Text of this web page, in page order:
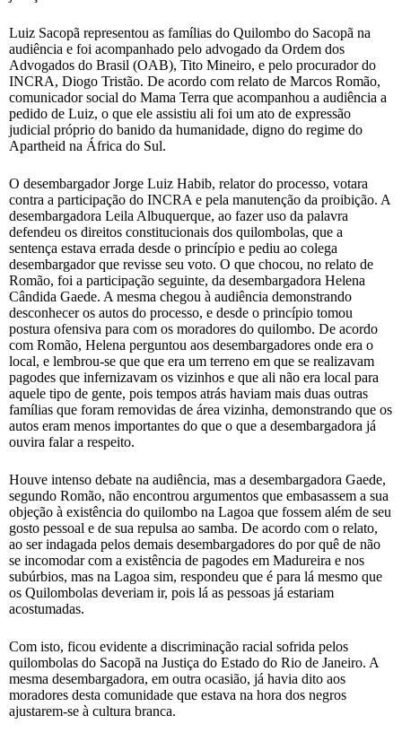
Luiz Sacopã representou as famílias do Quilombo do Sacopã na
audiência e foi acompanhado pelo advogado da Ordem dos
Advogados do Brasil (OAB), Tito Mineiro, e pelo procurador do
INCRA, Diogo Tristão. De acordo com relato de Marcos Romão,
comunicador social do Mama Terra que acompanhou a audiência a
pedido de Luiz, o que ele assistiu ali foi um ato de expressão
judicial próprio do banido da humanidade, digno do regime do
Apartheid na África do Sul.
O desembargador Jorge Luiz Habib, relator do processo, votara
contra a participação do INCRA e pela manutenção da proibição. A
desembargadora Leila Albuquerque, ao fazer uso da palavra
defendeu os direitos constitucionais dos quilombolas, que a
sentença estava errada desde o princípio e pediu ao colega
desembargador que revisse seu voto. O que chocou, no relato de
Romão, foi a participação seguinte, da desembargadora Helena
Cândida Gaede. A mesma chegou à audiência demonstrando
desconhecer os autos do processo, e desde o princípio tomou
postura ofensiva para com os moradores do quilombo. De acordo
com Romão, Helena perguntou aos desembargadores onde era o
local, e lembrou-se que que era um terreno em que se realizavam
pagodes que infernizavam os vizinhos e que ali não era local para
aquele tipo de gente, pois tempos atrás haviam mais duas outras
famílias que foram removidas de área vizinha, demonstrando que os
autos eram menos importantes do que o que a desembargadora já
ouvira falar a respeito.
Houve intenso debate na audiência, mas a desembargadora Gaede,
segundo Romão, não encontrou argumentos que embasassem a sua
objeção à existência do quilombo na Lagoa que fossem além de seu
gosto pessoal e de sua repulsa ao samba. De acordo com o relato,
ao ser indagada pelos demais desembargadores do por quê de não
se incomodar com a existência de pagodes em Madureira e nos
subúrbios, mas na Lagoa sim, respondeu que é para lá mesmo que
os Quilombolas deveriam ir, pois lá as pessoas já estariam
acostumadas.
Com isto, ficou evidente a discriminação racial sofrida pelos
quilombolas do Sacopã na Justiça do Estado do Rio de Janeiro. A
mesma desembargadora, em outra ocasião, já havia dito aos
moradores desta comunidade que estava na hora dos negros
ajustarem-se à cultura branca.